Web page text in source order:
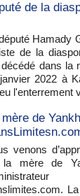
de la
Hamady
de la
dans la
2022 à
l'enterrement
de
venons
mère de